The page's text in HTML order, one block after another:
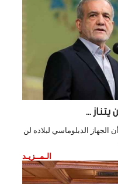
...
الجهاز الدبلوماسي لبلاده لن
الـمــزيـد